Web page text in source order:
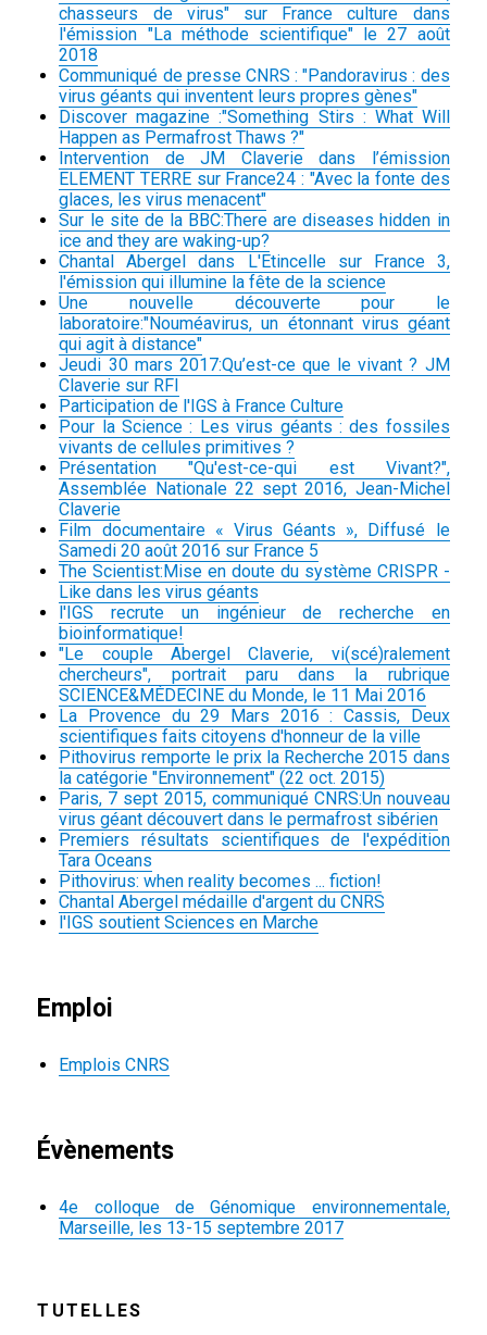
chasseurs de virus" sur France culture dans
l'émission "La méthode scientifique" le 27 août
2018
Communiqué de presse CNRS : "Pandoravirus : des
virus géants qui inventent leurs propres gènes"
Discover magazine :"Something Stirs : What Will
Happen as Permafrost Thaws ?"
Intervention de JM Claverie dans l’émission
ELEMENT TERRE sur France24 : "Avec la fonte des
glaces, les virus menacent"
Sur le site de la BBC:There are diseases hidden in
ice and they are waking-up?
Chantal Abergel dans L'Etincelle sur France 3,
l'émission qui illumine la fête de la science
Une nouvelle découverte pour le
laboratoire:"Nouméavirus, un étonnant virus géant
qui agit à distance"
Jeudi 30 mars 2017:Qu’est-ce que le vivant ? JM
Claverie sur RFI
Participation de l'IGS à France Culture
Pour la Science : Les virus géants : des fossiles
vivants de cellules primitives ?
Présentation "Qu'est-ce-qui est Vivant?",
Assemblée Nationale 22 sept 2016, Jean-Michel
Claverie
Film documentaire « Virus Géants », Diffusé le
Samedi 20 août 2016 sur France 5
The Scientist:Mise en doute du système CRISPR -
Like dans les virus géants
l'IGS recrute un ingénieur de recherche en
bioinformatique!
"Le couple Abergel Claverie, vi(scé)ralement
chercheurs", portrait paru dans la rubrique
SCIENCE&MÉDECINE du Monde, le 11 Mai 2016
La Provence du 29 Mars 2016 : Cassis, Deux
scientifiques faits citoyens d'honneur de la ville
Pithovirus remporte le prix la Recherche 2015 dans
la catégorie "Environnement" (22 oct. 2015)
Paris, 7 sept 2015, communiqué CNRS:Un nouveau
virus géant découvert dans le permafrost sibérien
Premiers résultats scientifiques de l'expédition
Tara Oceans
Pithovirus: when reality becomes ... fiction!
Chantal Abergel médaille d'argent du CNRS
l'IGS soutient Sciences en Marche
Emploi
Emplois CNRS
Évènements
4e colloque de Génomique environnementale,
Marseille, les 13-15 septembre 2017
TUTELLES